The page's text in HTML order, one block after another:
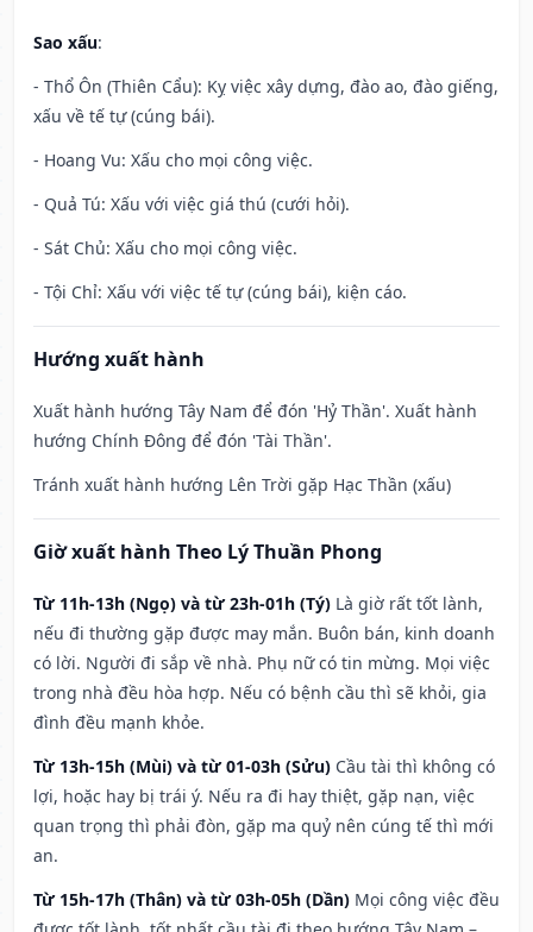
Sao xấu:
- Thổ Ôn (Thiên Cẩu): Kỵ việc xây dựng, đào ao, đào giếng,
xấu về tế tự (cúng bái).
- Hoang Vu: Xấu cho mọi công việc.
- Quả Tú: Xấu với việc giá thú (cưới hỏi).
- Sát Chủ: Xấu cho mọi công việc.
- Tội Chỉ: Xấu với việc tế tự (cúng bái), kiện cáo.
Hướng xuất hành
Xuất hành hướng Tây Nam để đón 'Hỷ Thần'. Xuất hành
hướng Chính Đông để đón 'Tài Thần'.
Tránh xuất hành hướng Lên Trời gặp Hạc Thần (xấu)
Giờ xuất hành Theo Lý Thuần Phong
Từ 11h-13h (Ngọ) và từ 23h-01h (Tý) Là giờ rất tốt lành,
nếu đi thường gặp được may mắn. Buôn bán, kinh doanh
có lời. Người đi sắp về nhà. Phụ nữ có tin mừng. Mọi việc
trong nhà đều hòa hợp. Nếu có bệnh cầu thì sẽ khỏi, gia
đình đều mạnh khỏe.
Từ 13h-15h (Mùi) và từ 01-03h (Sửu) Cầu tài thì không có
lợi, hoặc hay bị trái ý. Nếu ra đi hay thiệt, gặp nạn, việc
quan trọng thì phải đòn, gặp ma quỷ nên cúng tế thì mới
an.
Từ 15h-17h (Thân) và từ 03h-05h (Dần) Mọi công việc đều